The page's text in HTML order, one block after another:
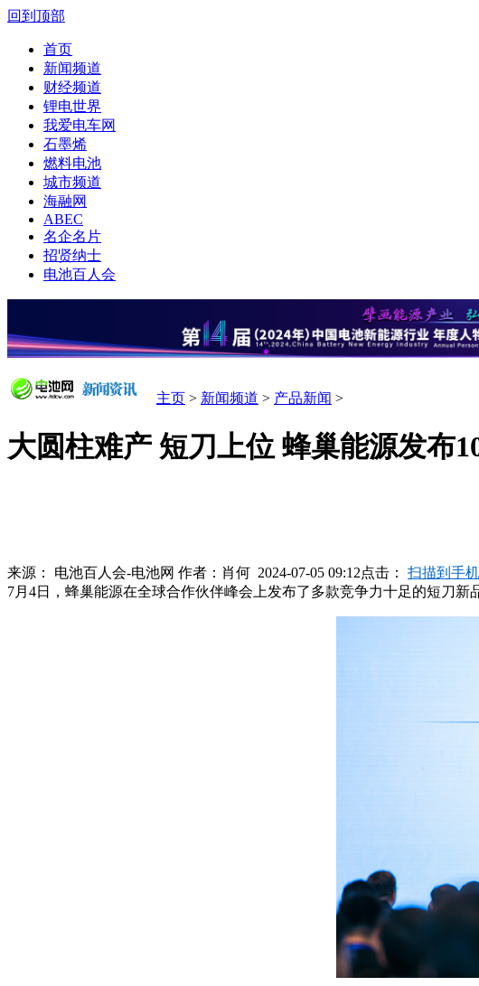
回到顶部
首页
新闻频道
财经频道
锂电世界
我爱电车网
石墨烯
燃料电池
城市频道
海融网
ABEC
名企名片
招贤纳士
电池百人会
主页 > 新闻频道 > 产品新闻 >
大圆柱难产 短刀上位 蜂巢能源发布
来源： 电池百人会-电池网 作者： 肖何 2024-07-05 09:12点击： 扫描到手机
7月4日，蜂巢能源在全球合作伙伴峰会上发布了多款竞争力十足的短刀新